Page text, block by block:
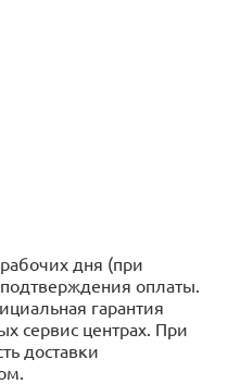
дня (при
оплаты.
гарантия
сервис центрах. При
доставки